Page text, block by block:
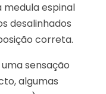
espinal
desalinhados
correta.
sensação
algumas